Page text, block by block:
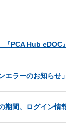
『PCA Hub eDOC
エラーのお知らせ
期間、ログイン情